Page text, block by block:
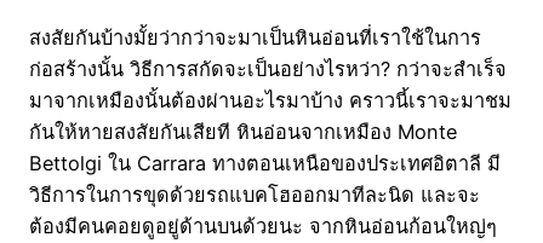
สงสัยกันบ้างมั้ยว่ากว่าจะมาเป็นหินอ่อนที่เราใช้ในการ
ก่อสร้างนั้น วิธีการสกัดจะเป็นอย่างไรหว่า? กว่าจะสำเร็จ
มาจากเหมืองนั้นต้องผ่านอะไรมาบ้าง คราวนี้เราจะมาชม
กันให้หายสงสัยกันเสียที หินอ่อนจากเหมือง Monte
Bettolgi ใน Carrara ทางตอนเหนือของประเทศอิตาลี มี
วิธีการในการขุดด้วยรถแบคโฮออกมาทีละนิด และจะ
ต้องมีคนคอยดูอยู่ด้านบนด้วยนะ จากหินอ่อนก้อนใหญ่ๆ